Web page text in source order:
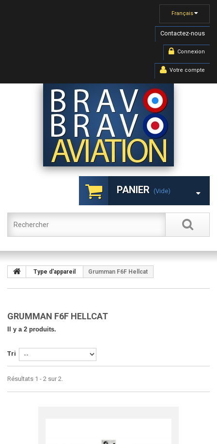
Français
Contactez-nous
Connexion
Votre compte
PANIER (vide)
Type d'appareil Grumman F6F Hellcat
GRUMMAN F6F HELLCAT
Il y a 2 produits.
Tri
Résultats 1 - 2 sur 2.